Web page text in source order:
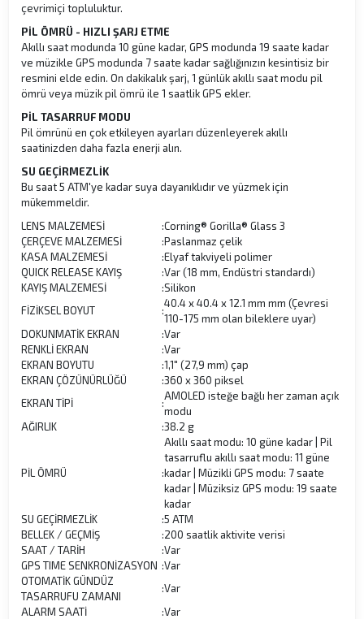
çevrimiçi topluluktur.
PİL ÖMRÜ - HIZLI ŞARJ ETME
Akıllı saat modunda 10 güne kadar, GPS modunda 19 saate kadar
ve müzikle GPS modunda 7 saate kadar sağlığınızın kesintisiz bir
resmini elde edin. On dakikalık şarj, 1 günlük akıllı saat modu pil
ömrü veya müzik pil ömrü ile 1 saatlik GPS ekler.
PİL TASARRUF MODU
Pil ömrünü en çok etkileyen ayarları düzenleyerek akıllı
saatinizden daha fazla enerji alın.
SU GEÇİRMEZLİK
Bu saat 5 ATM'ye kadar suya dayanıklıdır ve yüzmek için
mükemmeldir.
LENS MALZEMESİ
:Corning® Gorilla® Glass 3
ÇERÇEVE MALZEMESİ
:Paslanmaz çelik
KASA MALZEMESİ
:Elyaf takviyeli polimer
QUICK RELEASE KAYIŞ
:Var (18 mm, Endüstri standardı)
KAYIŞ MALZEMESİ
:Silikon
FİZİKSEL BOYUT
:
40.4 x 40.4 x 12.1 mm mm (Çevresi
110-175 mm olan bileklere uyar)
DOKUNMATİK EKRAN
:Var
RENKLİ EKRAN
:Var
EKRAN BOYUTU
:1,1" (27,9 mm) çap
EKRAN ÇÖZÜNÜRLÜĞÜ
:360 x 360 piksel
EKRAN TİPİ
:
AMOLED isteğe bağlı her zaman açık
modu
AĞIRLIK
:38.2 g
PİL ÖMRÜ :
Akıllı saat modu: 10 güne kadar | Pil
tasarruflu akıllı saat modu: 11 güne
kadar | Müzikli GPS modu: 7 saate
kadar | Müziksiz GPS modu: 19 saate
kadar
SU GEÇİRMEZLİK
:5 ATM
BELLEK / GEÇMİŞ
:200 saatlik aktivite verisi
SAAT / TARİH
:Var
GPS TIME SENKRONİZASYON :Var
OTOMATİK GÜNDÜZ
TASARRUFU ZAMANI
:Var
ALARM SAATİ
:Var